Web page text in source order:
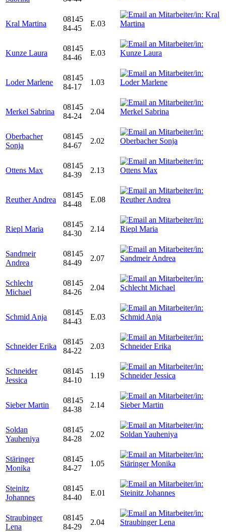
Kral Martina
08145
84-45
E.03
Kunze Laura
08145
84-46
E.03
Loder Marlene
08145
84-17
1.03
Merkel Sabrina
08145
84-24
2.04
Oberbacher
Sonja
08145
84-67
2.02
Ottens Max
08145
84-39
2.13
Reuther Andrea
08145
84-48
E.08
Riepl Maria
08145
84-30
2.14
Sandmeir
Andrea
08145
84-49
2.07
Schlecht
Michael
08145
84-26
2.04
Schmid Anja
08145
84-43
E.03
Schneider Erika
08145
84-22
2.03
Schneider
Jessica
08145
84-10
1.19
Sieber Martin
08145
84-38
2.14
Soldan
Yauheniya
08145
84-28
2.02
Stäringer
Monika
08145
84-27
1.05
Steinitz
Johannes
08145
84-40
E.01
Straubinger
Lena
08145
84-29
2.04